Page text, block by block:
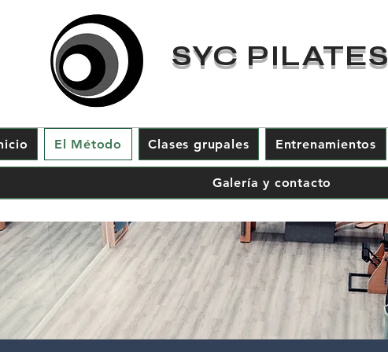
SYC PILATES
El Método Clases grupales Entrenamientos
Galería y contacto